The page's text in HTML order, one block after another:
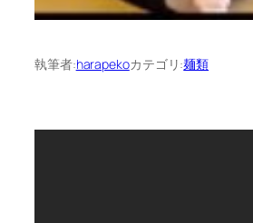
執筆者:harapekoカテゴリ:麺類